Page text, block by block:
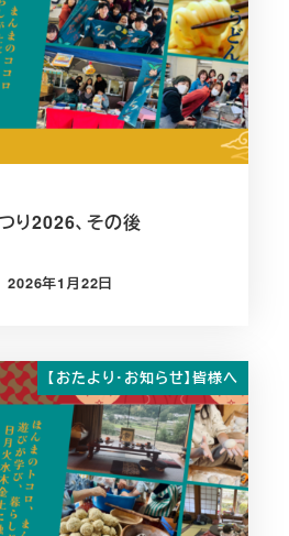
り2026、その後
投稿日
2026年1月22日
【おたより・お知らせ】皆様へ